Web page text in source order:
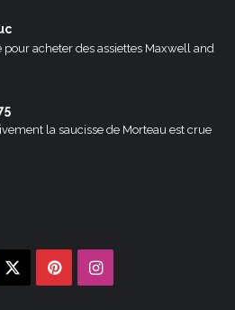
acheter des assiettes Maxwell and
la saucisse de Morteau est crue
PinterestInstagram